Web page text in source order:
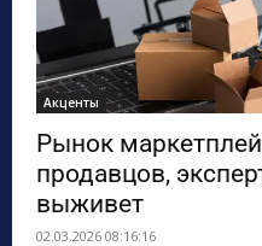
Акценты
Рынок
продавцов,
выживет
02.03.2026 08:16:16